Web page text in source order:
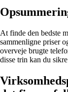
At finde den bedste
sammenligne priser
overveje brugte
disse trin kan du